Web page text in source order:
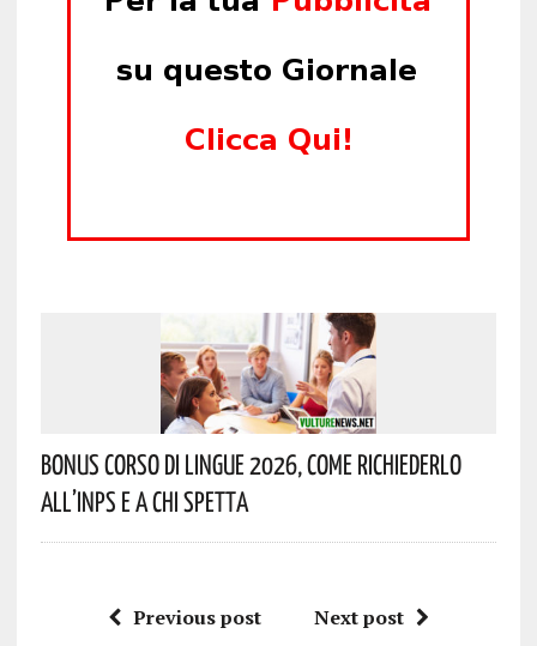
Bonus Corso Di Lingue 2026, Come Richiederlo
All’INPS E A Chi Spetta
Previous post Next post